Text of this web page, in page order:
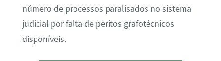
número de processos paralisados no sistema
judicial por falta de peritos grafotécnicos
disponíveis.